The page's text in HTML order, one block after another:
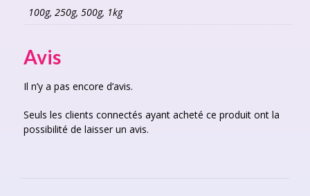
100g, 250g, 500g, 1kg
Avis
Il n’y a pas encore d’avis.
Seuls les clients connectés ayant acheté ce produit ont la
possibilité de laisser un avis.